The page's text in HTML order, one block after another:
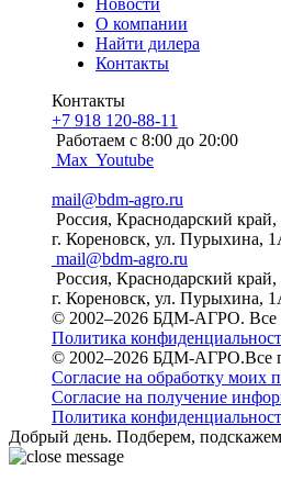
О компании
Найти дилера
Контакты
Контакты
+7 918 120-88-11
Работаем c 8:00 до 20:00
Max Youtube
mail@bdm-agro.ru
Россия, Краснодарский край,
г. Кореновск, ул. Пурыхина,
mail@bdm-agro.ru
Россия, Краснодарский край,
г. Кореновск, ул. Пурыхина,
© 2002–2026 БДМ-АГРО. Все
Политика
© 2002–2026 БДМ-АГРО.Все
Согласие на обработку моих
Согласие на получение
Политика
Добрый день. Подберем,